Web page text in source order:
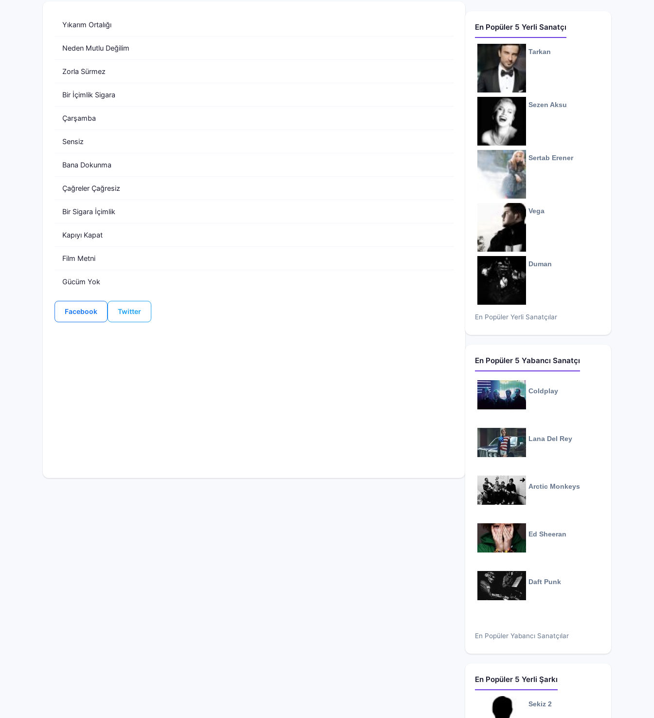
Yıkarım Ortalığı
Neden Mutlu Değilim
Zorla Sürmez
Bir İçimlik Sigara
Çarşamba
Sensiz
Bana Dokunma
Çağreler Çağresiz
Bir Sigara İçimlik
Kapıyı Kapat
Film Metni
Gücüm Yok
Facebook Twitter
En Popüler 5 Yerli Sanatçı
Tarkan
Sezen Aksu
Sertab Erener
Vega
Duman
En Popüler Yerli Sanatçılar
En Popüler 5 Yabancı Sanatçı
Coldplay
Lana Del Rey
Arctic Monkeys
Ed Sheeran
Daft Punk
En Popüler Yabancı Sanatçılar
En Popüler 5 Yerli Şarkı
Sekiz 2